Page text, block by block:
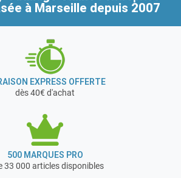
à Marseille depuis 2007
EXPRESS OFFERTE
dès 40€ d'achat
500 MARQUES PRO
33 000 articles disponibles